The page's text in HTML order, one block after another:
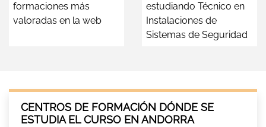
formaciones más
valoradas en la web
estudiando Técnico en
Instalaciones de
Sistemas de Seguridad
CENTROS DE FORMACIÓN DÓNDE SE
ESTUDIA EL CURSO EN ANDORRA